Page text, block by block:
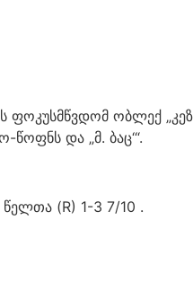
ფოკუსმწვდომ ობლექ
წოფნს და „მ. ბაც‘“.
წელთა (R) 1-3 7/10 .